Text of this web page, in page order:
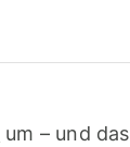
um – und das